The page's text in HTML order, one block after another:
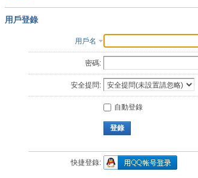
用戶登錄
用戶名
密碼:
安全提問:
自動登錄
登錄
快捷登錄: